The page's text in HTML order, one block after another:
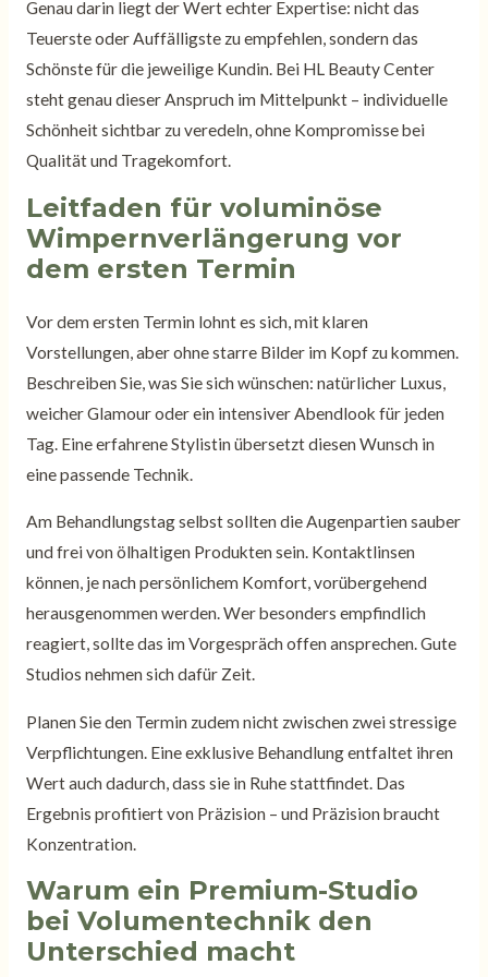
Genau darin liegt der Wert echter Expertise: nicht das
Teuerste oder Auffälligste zu empfehlen, sondern das
Schönste für die jeweilige Kundin. Bei HL Beauty Center
steht genau dieser Anspruch im Mittelpunkt – individuelle
Schönheit sichtbar zu veredeln, ohne Kompromisse bei
Qualität und Tragekomfort.
Leitfaden für voluminöse
Wimpernverlängerung vor
dem ersten Termin
Vor dem ersten Termin lohnt es sich, mit klaren
Vorstellungen, aber ohne starre Bilder im Kopf zu kommen.
Beschreiben Sie, was Sie sich wünschen: natürlicher Luxus,
weicher Glamour oder ein intensiver Abendlook für jeden
Tag. Eine erfahrene Stylistin übersetzt diesen Wunsch in
eine passende Technik.
Am Behandlungstag selbst sollten die Augenpartien sauber
und frei von ölhaltigen Produkten sein. Kontaktlinsen
können, je nach persönlichem Komfort, vorübergehend
herausgenommen werden. Wer besonders empfindlich
reagiert, sollte das im Vorgespräch offen ansprechen. Gute
Studios nehmen sich dafür Zeit.
Planen Sie den Termin zudem nicht zwischen zwei stressige
Verpflichtungen. Eine exklusive Behandlung entfaltet ihren
Wert auch dadurch, dass sie in Ruhe stattfindet. Das
Ergebnis profitiert von Präzision – und Präzision braucht
Konzentration.
Warum ein Premium-Studio
bei Volumentechnik den
Unterschied macht